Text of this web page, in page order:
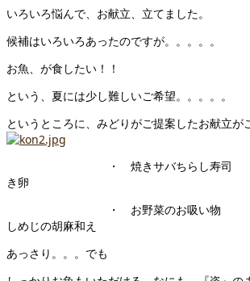
いろいろ悩んで、お献立、立てました。
候補はいろいろあったのですが。。。。。
お魚、が食したい！！
という、夏には少し難しいご希望。。。。。
というところに、みどりがご提案したお献立
・ 焼きサバちらし寿司
き卵
・ お野菜のお吸い物
しめじの胡麻和え
あっさり。。。でも